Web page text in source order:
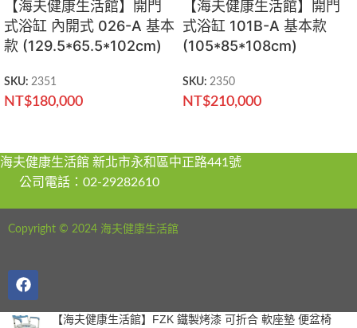
【海夫健康生活館】開門
式浴缸 內開式 026-A 基本
款 (129.5*65.5*102cm)
SKU: 2351
NT$180,000
【海夫健康生活館】開門
式浴缸 101B-A 基本款
(105*85*108cm)
SKU: 2350
NT$210,000
海夫健康生活館 新北市永和區中正路441號
公司電話：02-29282610
Copyright © 2024 海夫健康生活館
【海夫健康生活館】FZK 鐵製烤漆 可折合 軟座墊 便盆椅